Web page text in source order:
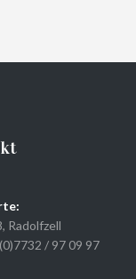
Radolfzell
/ 97 09 97